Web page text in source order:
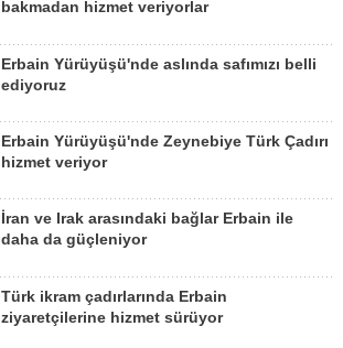
bakmadan hizmet veriyorlar
Erbain Yürüyüşü'nde aslında safımızı belli
ediyoruz
Erbain Yürüyüşü'nde Zeynebiye Türk Çadırı
hizmet veriyor
İran ve Irak arasındaki bağlar Erbain ile
daha da güçleniyor
Türk ikram çadırlarında Erbain
ziyaretçilerine hizmet sürüyor